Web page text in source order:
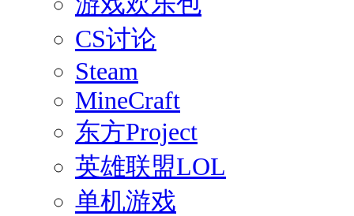
CS讨论
Steam
MineCraft
东方Project
英雄联盟LOL
单机游戏